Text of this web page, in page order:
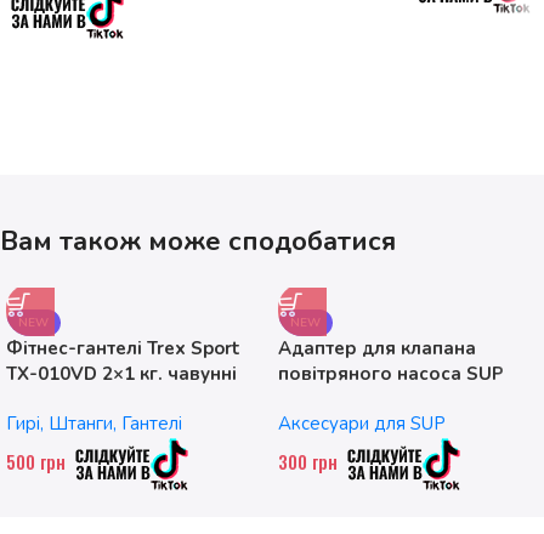
Вам також може сподобатися
NEW
Фітнес-гантелі Trex Sport
TX-010VD 2×1 кг. чавунні
Гирі, Штанги, Гантелі
500 грн
NEW
Адаптер для клапана
повітряного насоса SUP
Аксесуари для SUP
300 грн